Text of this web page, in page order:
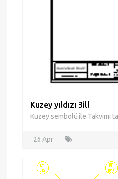
Kuzey yıldızı Bill
Kuzey sembolü ile Takvimi
26 Apr